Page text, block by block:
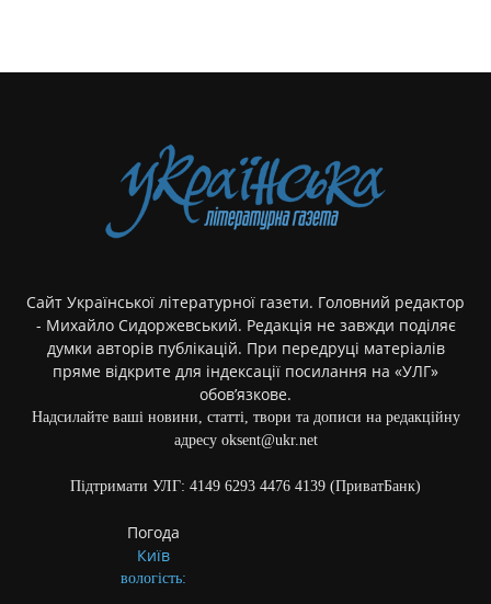
Сайт Української літературної газети. Головний редактор
- Михайло Сидоржевський. Редакція не завжди поділяє
думки авторів публікацій. При передруці матеріалів
пряме відкрите для індексації посилання на «УЛГ»
обов’язкове.
Надсилайте ваші новини, статті, твори та дописи на редакційну
адресу oksent@ukr.net
Підтримати УЛГ: 4149 6293 4476 4139 (ПриватБанк)
Погода
Київ
вологість: